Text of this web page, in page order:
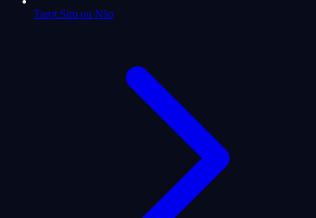
Tarot Sim ou Não